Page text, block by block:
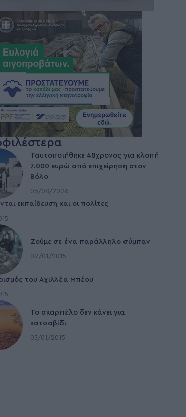
Ταυτοποιήθηκε 48χρονος για κλοπή
7.000 ευρώ από επιχείρηση στον
Βόλο
06/08/2026
εκπαίδευση και οι πολίτες
Ζούμε σε ένα παράλληλο σύμπαν
02/01/2015
του Αχιλλέα Μπέου
To σκαρπέλο δεν κάνει για
κατσαβίδι
03/01/2015